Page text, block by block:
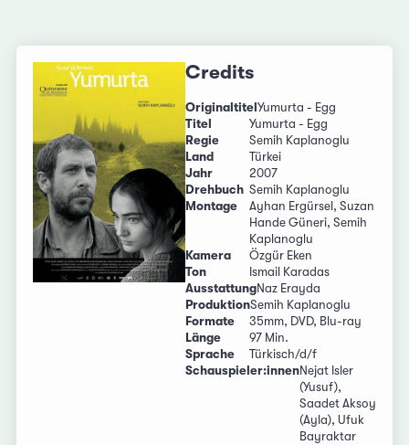
Credits
Originaltitel Yumurta - Egg
Titel
Yumurta - Egg
Regie
Semih Kaplanoglu
Land
Türkei
Jahr
2007
Drehbuch Semih Kaplanoglu
Montage
Ayhan Ergürsel, Suzan
Hande Güneri, Semih
Kaplanoglu
Kamera
Özgür Eken
Ton
Ismail Karadas
AusstattungNaz Erayda
ProduktionSemih Kaplanoglu
Formate
35mm, DVD, Blu-ray
Länge
97 Min.
Sprache
Türkisch/d/f
Schauspieler:innenNejat Isler
(Yusuf),
Saadet Aksoy
(Ayla), Ufuk
Bayraktar